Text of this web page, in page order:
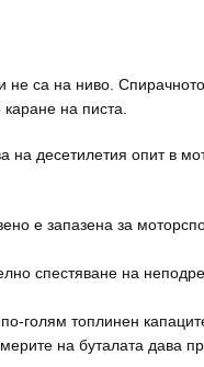
не са на ниво.
на писта.
десетилетия опит в
е запазена за
спестяване на
топлинен
на буталата дава